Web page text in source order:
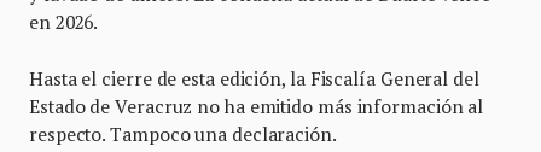
en 2026.
Hasta el cierre de esta edición, la Fiscalía General del
Estado de Veracruz no ha emitido más información al
respecto. Tampoco una declaración.